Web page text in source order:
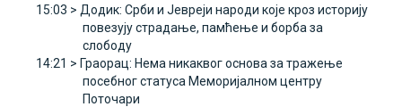
15:03 > Додик: Срби и Јевреји народи које кроз историју
повезују страдање, памћење и борба за
слободу
14:21 > Граорац: Нема никаквог основа за тражење
посебног статуса Меморијалном центру
Поточари